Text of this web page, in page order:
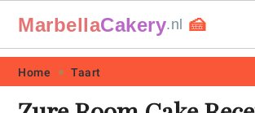
Skip
Skip
Skip
Skip
MarbellaCakery.nl 🍰
Home Taart